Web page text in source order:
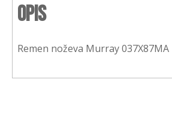
Opis
Remen noževa Murray 037X87MA